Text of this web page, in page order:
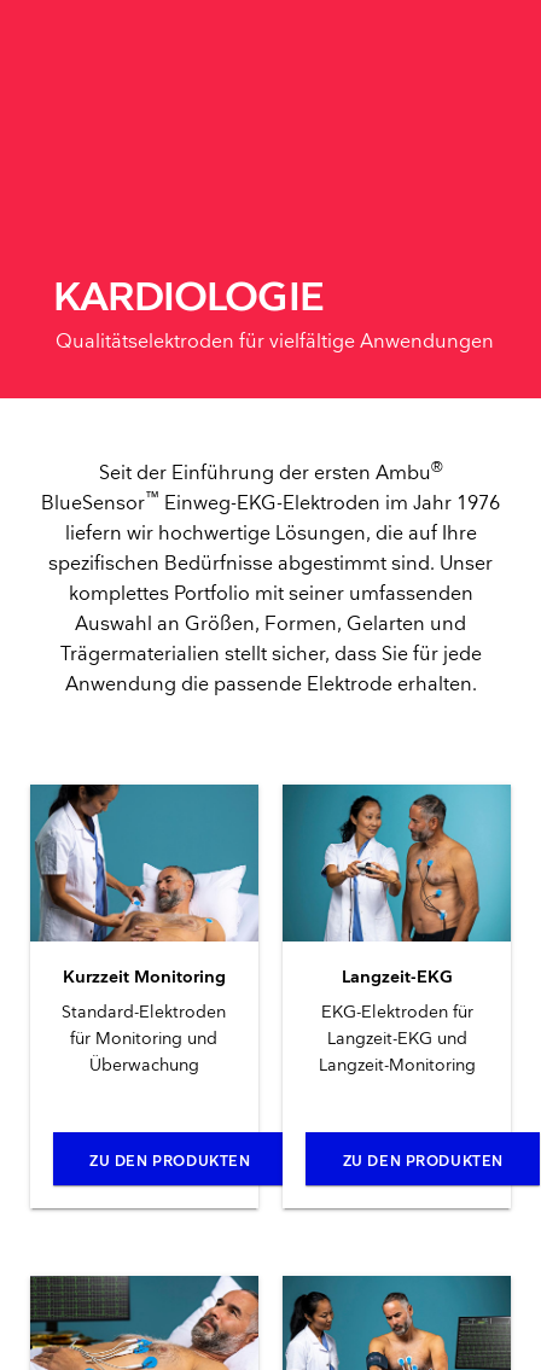
KARDIOLOGIE
Qualitätselektroden für vielfältige Anwendungen
Seit der Einführung der ersten Ambu®
BlueSensor™ Einweg-EKG-Elektroden im Jahr 1976
liefern wir hochwertige Lösungen, die auf Ihre
spezifischen Bedürfnisse abgestimmt sind. Unser
komplettes Portfolio mit seiner umfassenden
Auswahl an Größen, Formen, Gelarten und
Trägermaterialien stellt sicher, dass Sie für jede
Anwendung die passende Elektrode erhalten.
Kurzzeit Monitoring
Standard-Elektroden
für Monitoring und
Überwachung
ZU DEN PRODUKTEN
Langzeit-EKG
EKG-Elektroden für
Langzeit-EKG und
Langzeit-Monitoring
ZU DEN PRODUKTEN